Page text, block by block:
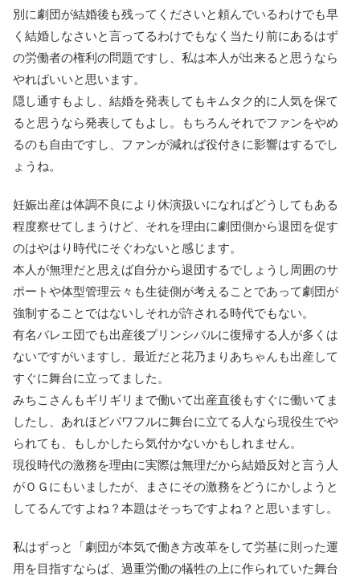
別に劇団が結婚後も残ってくださいと頼んでいるわけでも早
く結婚しなさいと言ってるわけでもなく当たり前にあるはず
の労働者の権利の問題ですし、私は本人が出来ると思うなら
やればいいと思います。
隠し通すもよし、結婚を発表してもキムタク的に人気を保て
ると思うなら発表してもよし。もちろんそれでファンをやめ
るのも自由ですし、ファンが減れば役付きに影響はするでし
ょうね。
妊娠出産は体調不良により休演扱いになればどうしてもある
程度察せてしまうけど、それを理由に劇団側から退団を促す
のはやはり時代にそぐわないと感じます。
本人が無理だと思えば自分から退団するでしょうし周囲のサ
ポートや体型管理云々も生徒側が考えることであって劇団が
強制することではないしそれが許される時代でもない。
有名バレエ団でも出産後プリンシバルに復帰する人が多くは
ないですがいますし、最近だと花乃まりあちゃんも出産して
すぐに舞台に立ってました。
みちこさんもギリギリまで働いて出産直後もすぐに働いてま
したし、あれほどパワフルに舞台に立てる人なら現役生でや
られても、もしかしたら気付かないかもしれません。
現役時代の激務を理由に実際は無理だから結婚反対と言う人
がＯＧにもいましたが、まさにその激務をどうにかしようと
してるんですよね？本題はそっちですよね？と思いますし。
私はずっと「劇団が本気で働き方改革をして労基に則った運
用を目指すならば、過重労働の犠牲の上に作られていた舞台